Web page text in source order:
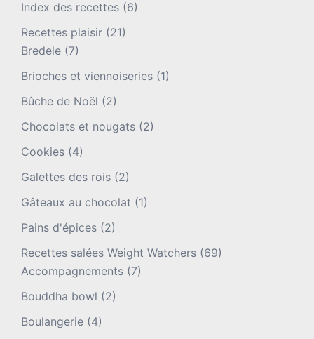
Index des recettes (6)
Recettes plaisir (21)
Bredele (7)
Brioches et viennoiseries (1)
Bûche de Noël (2)
Chocolats et nougats (2)
Cookies (4)
Galettes des rois (2)
Gâteaux au chocolat (1)
Pains d'épices (2)
Recettes salées Weight Watchers (69)
Accompagnements (7)
Bouddha bowl (2)
Boulangerie (4)